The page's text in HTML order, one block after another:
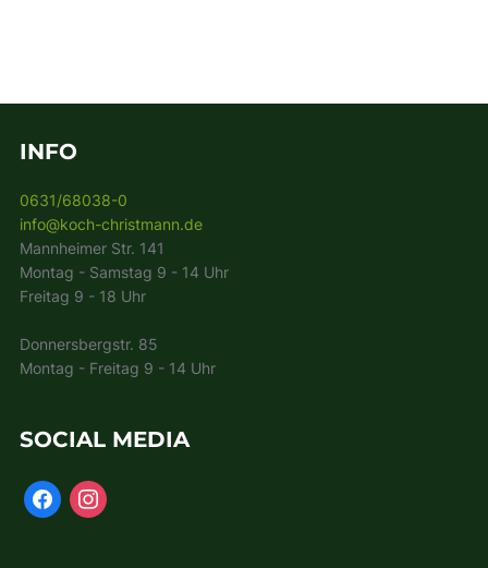
INFO
0631/68038-0
info@koch-christmann.de
Mannheimer Str. 141
Montag - Samstag 9 - 14 Uhr
Freitag 9 - 18 Uhr
Donnersbergstr. 85
Montag - Freitag 9 - 14 Uhr
SOCIAL MEDIA